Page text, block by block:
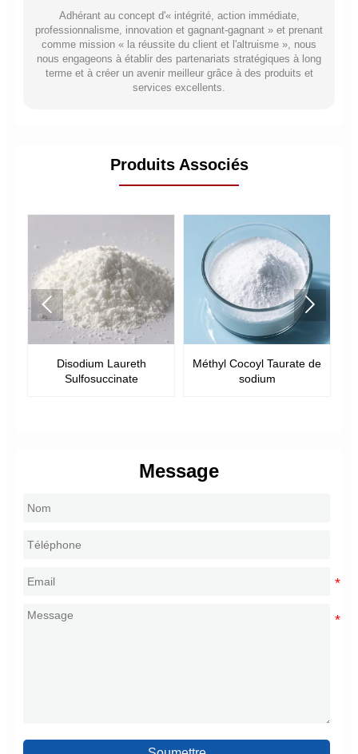
Adhérant au concept d'« intégrité, action immédiate,
professionnalisme, innovation et gagnant-gagnant » et prenant
comme mission « la réussite du client et l'altruisme », nous
nous engageons à établir des partenariats stratégiques à long
terme et à créer un avenir meilleur grâce à des produits et
services excellents.
Produits Associés
Méthyl Cocoyl Taurate de
sodium
Cocamide MEA
 
Message